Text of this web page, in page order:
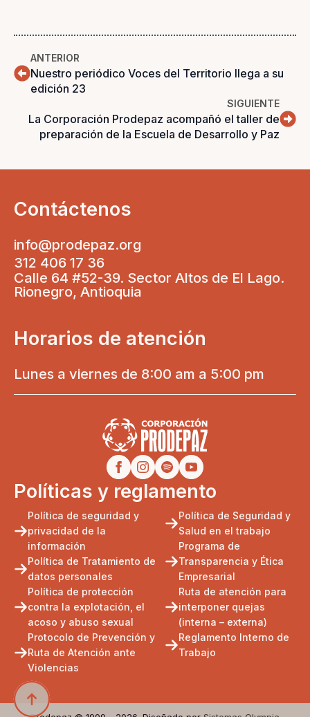
ANTERIOR
Nuestro periódico Voces del Territorio llega a su
edición 23
SIGUIENTE
La Corporación Prodepaz acompañó el taller de
preparación de la Escuela de Desarrollo y Paz
Contáctenos
info@prodepaz.org
312 406 17 36
Calle 64 #52-39. Sector Altos de El Lago.
Rionegro, Antioquia
Horarios de atención
Lunes a viernes de 8:00 am a 5:00 pm
Políticas y reglamento
Política de seguridad y
privacidad de la
información
Política de Tratamiento de
datos personales
Política de protección
contra la explotación, el
acoso y abuso sexual
Protocolo de Prevención y
Ruta de Atención ante
Violencias
Política de Seguridad y
Salud en el trabajo
Programa de
Transparencia y Ética
Empresarial
Ruta de atención para
interponer quejas
(interna – externa)
Reglamento Interno de
Trabajo